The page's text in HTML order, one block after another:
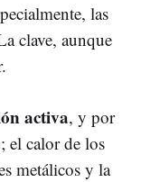
las
clave, aunque
activa, y por
el calor de los
metálicos y la